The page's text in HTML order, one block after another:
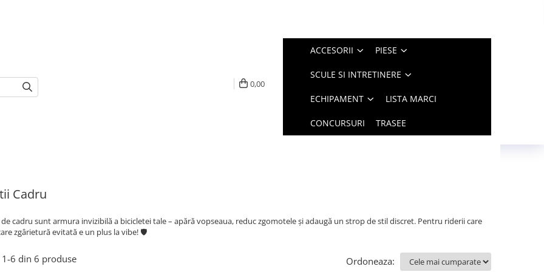
0,00
ACCESORII PIESE
SCULE SI INTRETINERE
ECHIPAMENT LISTA MARCI
CONCURSURI TRASEE
Cadru
cadru sunt armura invizibilă a bicicletei tale – apără vopseaua, reduc zgomotele și adaugă un strop de stil discret. Pentru riderii care
zgârietură evitată e un plus la vibe! 🛡️
1-6 din 6 produse Ordoneaza: